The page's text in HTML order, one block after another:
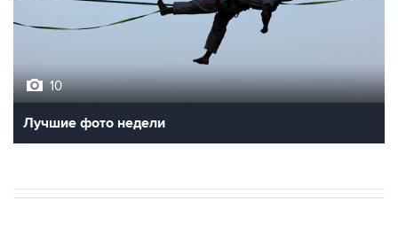
10
Лучшие фото недели